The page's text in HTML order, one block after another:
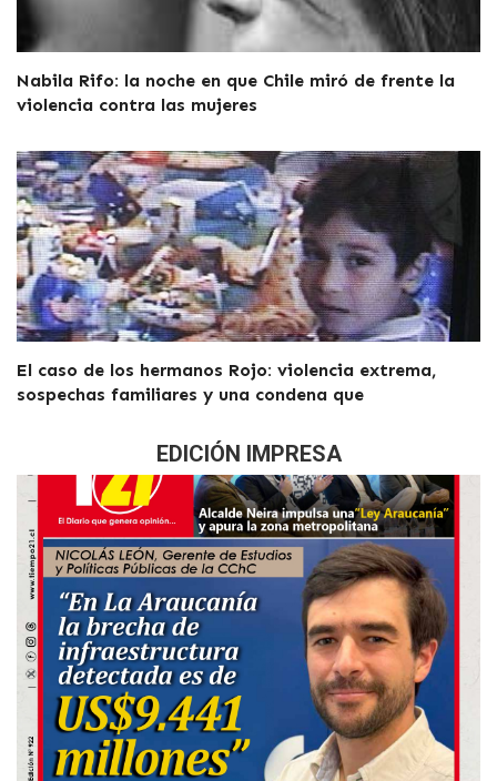
Nabila Rifo: la noche en que Chile miró de frente la
violencia contra las mujeres
El caso de los hermanos Rojo: violencia extrema,
sospechas familiares y una condena que
EDICIÓN IMPRESA